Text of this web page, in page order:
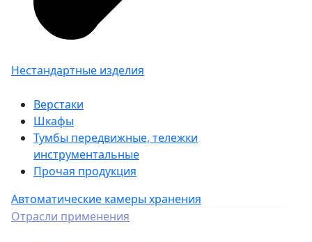
Нестандартные изделия
Верстаки
Шкафы
Тумбы передвижные, тележки
инструментальные
Прочая продукция
Автоматические камеры хранения
Отрасли применения